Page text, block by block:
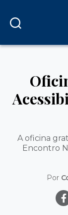
A oficina
Encontro
Por